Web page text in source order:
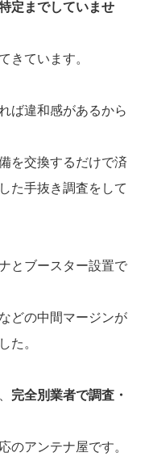
定までしていませ
きています。
ば違和感があるから
を交換するだけで済
た手抜き調査をして
とブースター設置で
どの中間マージンが
た。
完全別業者で調査・
のアンテナ屋です。